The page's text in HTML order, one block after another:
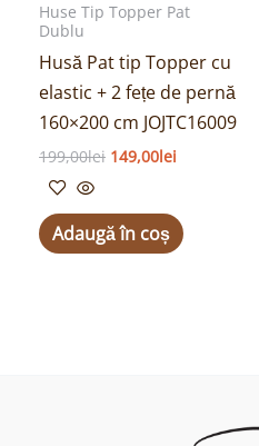
Huse Tip Topper Pat
Dublu
Husă Pat tip Topper cu
elastic + 2 fețe de pernă
160×200 cm JOJTC16009
199,00lei 149,00lei
Adaugă în coș